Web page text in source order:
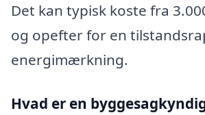
Det kan typisk koste fra
og opefter for en
energimærkning.
Hvad er en